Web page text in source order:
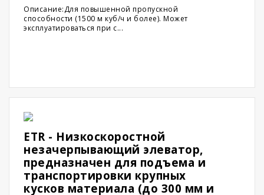
Описание:Для повышенной пропускной
способности (1500 м куб/ч и более). Может
эксплуатироваться при с...
ETR - Низкоскоростной
незачерпывающий элеватор,
предназначен для подъема и
транспортировки крупных
кусков материала (до 300 мм и